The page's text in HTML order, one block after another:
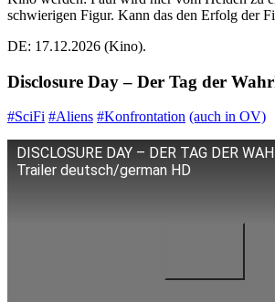
schwierigen Figur. Kann das den Erfolg der
DE: 17.12.2026 (Kino).
Disclosure Day – Der Tag der
#SciFi #Aliens #Konfrontation (auch in OV)
DISCLOSURE DAY – DER TAG DER
Trailer deutsch/german HD